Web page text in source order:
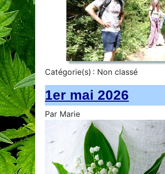
Catégorie(s) : Non classé
1er mai 2026
Par Marie